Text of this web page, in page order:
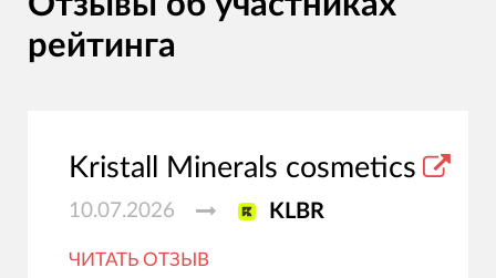
рейтинга
Kristall Minerals cosmetics
10.07.2026 KLBR
ЧИТАТЬ ОТЗЫВ